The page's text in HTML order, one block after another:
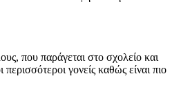
που παράγεται στο σχολείο και
γονείς καθώς είναι πιο